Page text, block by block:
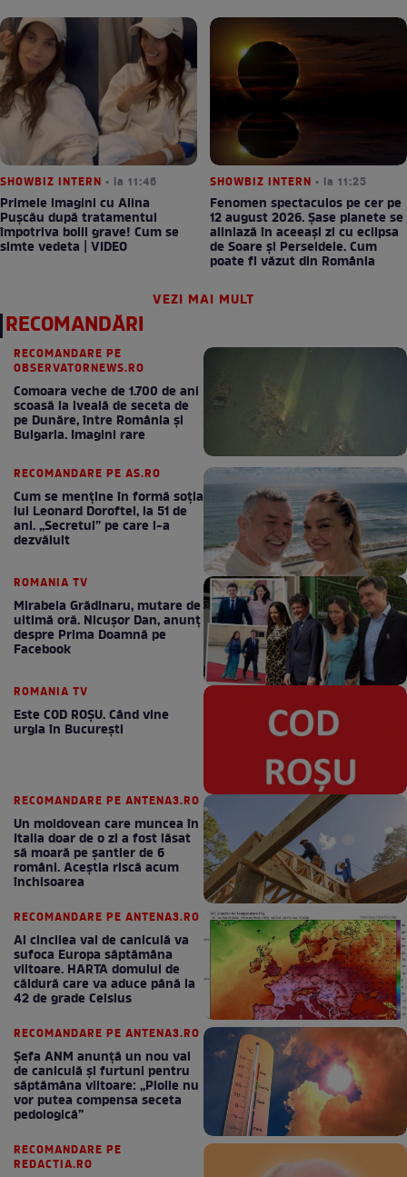
SHOWBIZ INTERN • la 11:46
Primele imagini cu Alina
Pușcău după tratamentul
împotriva bolii grave! Cum se
simte vedeta | VIDEO
SHOWBIZ INTERN • la 11:25
Fenomen spectaculos pe cer pe
12 august 2026. Șase planete se
aliniază în aceeași zi cu eclipsa
de Soare și Perseidele. Cum
poate fi văzut din România
VEZI MAI MULT
RECOMANDĂRI
RECOMANDARE PE
OBSERVATORNEWS.RO
Comoara veche de 1.700 de ani
scoasă la iveală de seceta de
pe Dunăre, între România şi
Bulgaria. Imagini rare
RECOMANDARE PE AS.RO
Cum se menţine în formă soţia
lui Leonard Doroftei, la 51 de
ani. „Secretul” pe care l-a
dezvăluit
ROMANIA TV
Mirabela Grădinaru, mutare de
ultimă oră. Nicuşor Dan, anunţ
despre Prima Doamnă pe
Facebook
ROMANIA TV
Este COD ROŞU. Când vine
urgia în Bucureşti
RECOMANDARE PE ANTENA3.RO
Un moldovean care muncea în
Italia doar de o zi a fost lăsat
să moară pe şantier de 6
români. Aceștia riscă acum
închisoarea
RECOMANDARE PE ANTENA3.RO
Al cincilea val de caniculă va
sufoca Europa săptămâna
viitoare. HARTA domului de
căldură care va aduce până la
42 de grade Celsius
RECOMANDARE PE ANTENA3.RO
Șefa ANM anunță un nou val
de caniculă și furtuni pentru
săptămâna viitoare: „Ploile nu
vor putea compensa seceta
pedologică”
RECOMANDARE PE
REDACTIA.RO